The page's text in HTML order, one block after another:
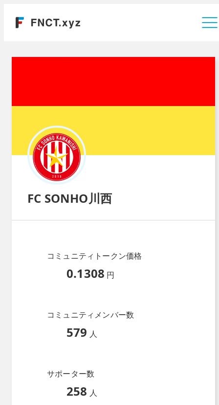
FC SONHO川西
コミュニティトークン価格
0.1308 円
コミュニティメンバー数
579 人
サポーター数
258 人